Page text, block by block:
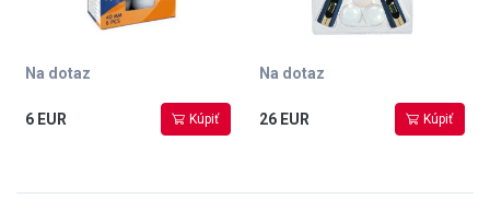
Na dotaz
6 EUR Kúpiť
Na dotaz
26 EUR Kúpiť